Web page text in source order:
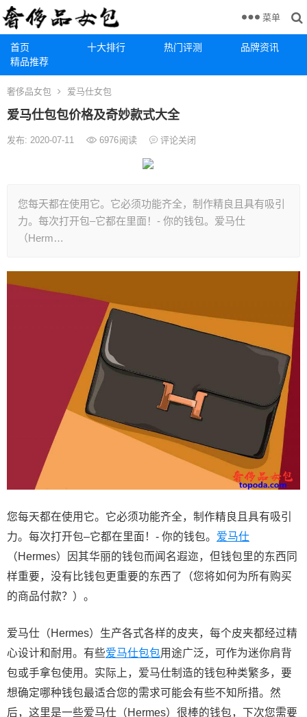
首页 十大排行 热门评测
品牌资讯
精品推荐
菜单
奢侈品女包 爱马仕女包
爱马仕包包价格及奇妙款式大全
发布: 2020-07-11 6976阅读 评论关闭
您每天都在使用它。它必须功能齐全，制作精良且具有吸引
力。每次打开包–它都在里面！- 你的钱包。爱马仕
（Herm…
您每天都在使用它。它必须功能齐全，制作精良且具有吸引
力。每次打开包–它都在里面！- 你的钱包。 爱马仕
（Hermes）因其华丽的钱包而闻名遐迩，但钱包里的东西同
样重要，没有比钱包更重要的东西了（您将如何为所有购买
的商品付款？）。
爱马仕（Hermes）生产各式各样的皮夹，每个皮夹都经过精
心设计和耐用。有些爱马仕包包用途广泛，可作为迷你肩背
包或手拿包使用。实际上，爱马仕制造的钱包种类繁多，要
想确定哪种钱包最适合您的需求可能会有些不知所措。然
后，这里是一些爱马仕（Hermes）很棒的钱包，下次您需要